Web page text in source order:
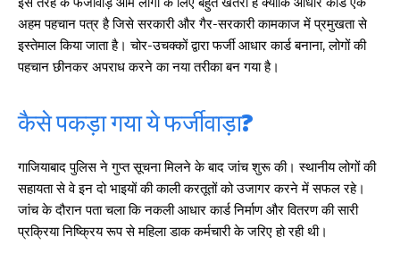
अहम पहचान पत्र है जिसे सरकारी और गैर-सरकारी कामकाज में प्रमुखता से
इस्तेमाल किया जाता है। चोर-उचक्कों द्वारा फर्जी आधार कार्ड बनाना, लोगों की
पहचान छीनकर अपराध करने का नया तरीका बन गया है।
कैसे पकड़ा गया ये फर्जीवाड़ा?
गाजियाबाद पुलिस ने गुप्त सूचना मिलने के बाद जांच शुरू की। स्थानीय लोगों की
सहायता से वे इन दो भाइयों की काली करतूतों को उजागर करने में सफल रहे।
जांच के दौरान पता चला कि नकली आधार कार्ड निर्माण और वितरण की सारी
प्रक्रिया निष्क्रिय रूप से महिला डाक कर्मचारी के जरिए हो रही थी।